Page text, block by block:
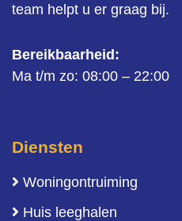
team helpt u er graag bij.
Bereikbaarheid:
Ma t/m zo: 08:00 – 22:00
Diensten
Woningontruiming
Huis leeghalen